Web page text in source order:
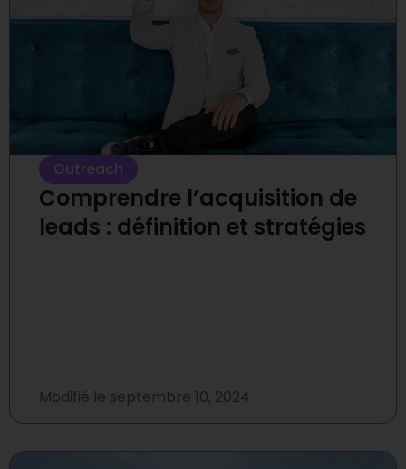
Outreach
Comprendre l’acquisition de
leads : définition et stratégies
Modifié le septembre 10, 2024